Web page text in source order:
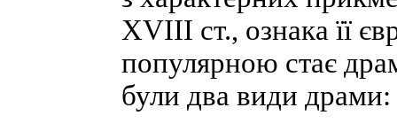
XVIII ст., ознака її
популярною стає
були два види драми: